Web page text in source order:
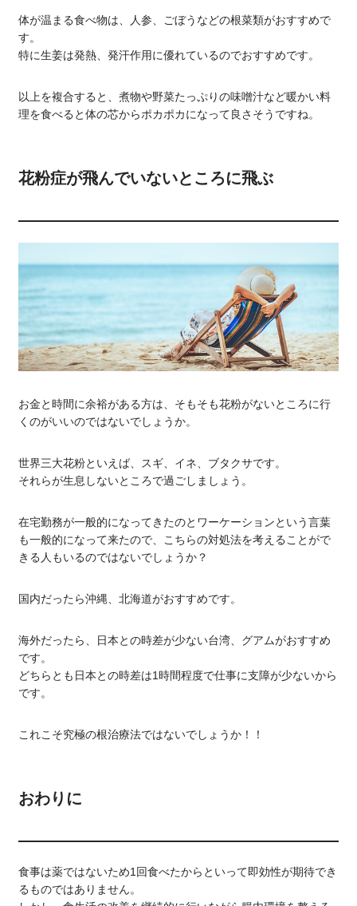
体が温まる食べ物は、人参、ごぼうなどの根菜類がおすすめで
す。
特に生姜は発熱、発汗作用に優れているのでおすすめです。
以上を複合すると、煮物や野菜たっぷりの味噌汁など暖かい料
理を食べると体の芯からポカポカになって良さそうですね。
花粉症が飛んでいないところに飛ぶ
お金と時間に余裕がある方は、そもそも花粉がないところに行
くのがいいのではないでしょうか。
世界三大花粉といえば、スギ、イネ、ブタクサです。
それらが生息しないところで過ごしましょう。
在宅勤務が一般的になってきたのとワーケーションという言葉
も一般的になって来たので、こちらの対処法を考えることがで
きる人もいるのではないでしょうか？
国内だったら沖縄、北海道がおすすめです。
海外だったら、日本との時差が少ない台湾、グアムがおすすめ
です。
どちらとも日本との時差は1時間程度で仕事に支障が少ないから
です。
これこそ究極の根治療法ではないでしょうか！！
おわりに
食事は薬ではないため1回食べたからといって即効性が期待でき
るものではありません。